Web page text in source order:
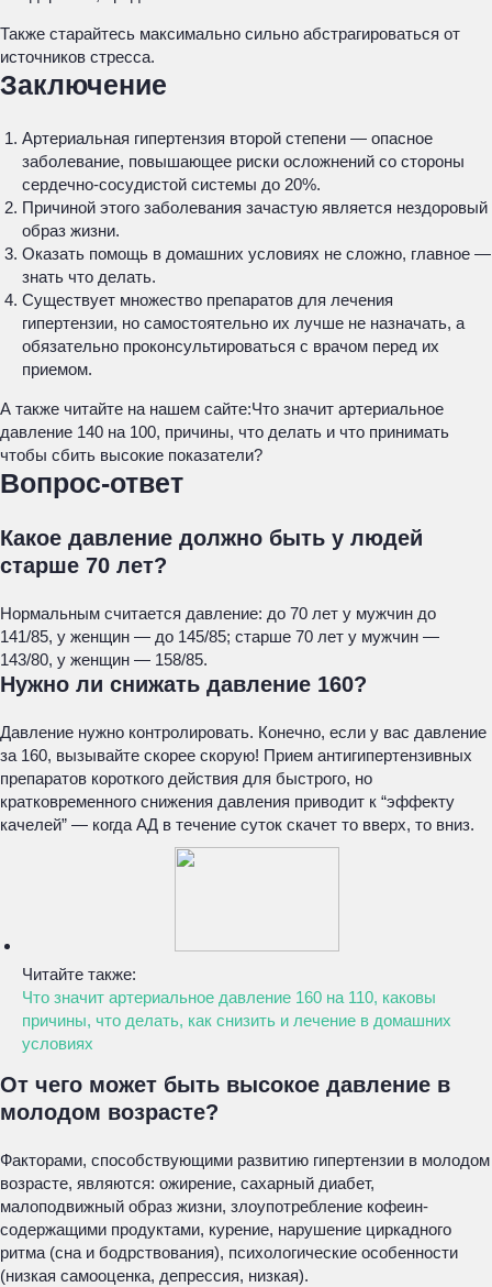
Также старайтесь максимально сильно абстрагироваться от
источников стресса.
Заключение
Артериальная гипертензия второй степени — опасное
заболевание, повышающее риски осложнений со стороны
сердечно-сосудистой системы до 20%.
Причиной этого заболевания зачастую является нездоровый
образ жизни.
Оказать помощь в домашних условиях не сложно, главное —
знать что делать.
Существует множество препаратов для лечения
гипертензии, но самостоятельно их лучше не назначать, а
обязательно проконсультироваться с врачом перед их
приемом.
А также читайте на нашем сайте:Что значит артериальное
давление 140 на 100, причины, что делать и что принимать
чтобы сбить высокие показатели?
Вопрос-ответ
Какое давление должно быть у людей
старше 70 лет?
Нормальным считается давление: до 70 лет у мужчин до
141/85, у женщин — до 145/85; старше 70 лет у мужчин —
143/80, у женщин — 158/85.
Нужно ли снижать давление 160?
Давление нужно контролировать. Конечно, если у вас давление
за 160, вызывайте скорее скорую! Прием антигипертензивных
препаратов короткого действия для быстрого, но
кратковременного снижения давления приводит к “эффекту
качелей” — когда АД в течение суток скачет то вверх, то вниз.
Читайте также:
Что значит артериальное давление 160 на 110, каковы
причины, что делать, как снизить и лечение в домашних
условиях
От чего может быть высокое давление в
молодом возрасте?
Факторами, способствующими развитию гипертензии в молодом
возрасте, являются: ожирение, сахарный диабет,
малоподвижный образ жизни, злоупотребление кофеин-
содержащими продуктами, курение, нарушение циркадного
ритма (сна и бодрствования), психологические особенности
(низкая самооценка, депрессия, низкая).